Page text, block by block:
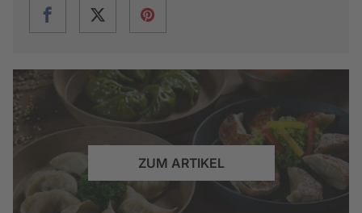
ZUM ARTIKEL